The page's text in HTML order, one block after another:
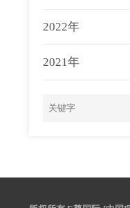
2022年
2021年